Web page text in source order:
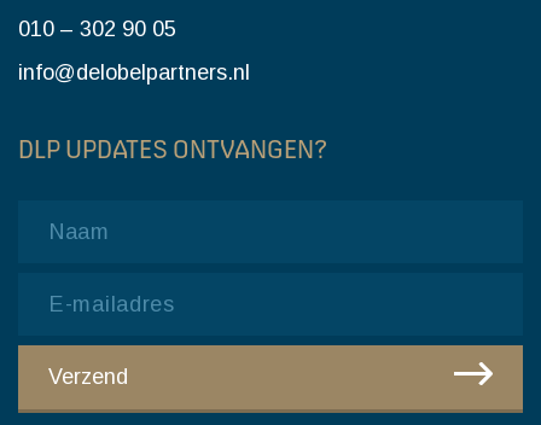
010 – 302 90 05
info@delobelpartners.nl
DLP UPDATES ONTVANGEN?
Verzend